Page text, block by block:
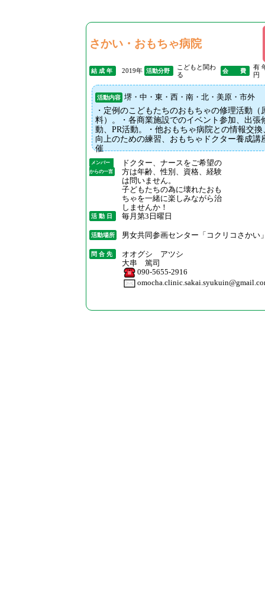
さかい・おもちゃ病院
結 成 年 2019年 活動分野
こどもと関わ
る
会 費
有
円
活動内容 堺・中・東・西・南・北・美原・市外
・定例のこどもたちのおもちゃの修理活動（
料）。・各商業施設でのイベント参加、出張
動、PR活動。・他おもちゃ病院との情報交換
向上のための練習、おもちゃドクター養成講
催
メンバー
からの一言
ドクター、ナースをご希望の
方は年齢、性別、資格、経験
は問いません。
子どもたちの為に壊れたおも
ちゃを一緒に楽しみながら治
しませんか！
活 動 日 毎月第3日曜日
活動場所 男女共同参画センター「コクリコさかい
問 合 先
オオグシ アツシ
大串 篤司
090-5655-2916